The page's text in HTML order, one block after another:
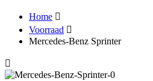
Home
Voorraad
Mercedes-Benz Sprinter